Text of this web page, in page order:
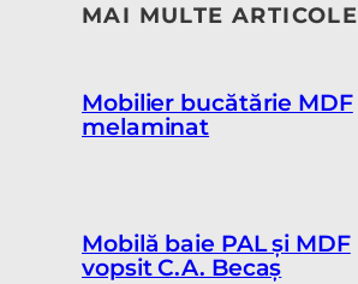
MAI MULTE ARTICOLE
Mobilier bucătărie MDF
melaminat
Mobilă baie PAL și MDF
vopsit C.A. Becaș